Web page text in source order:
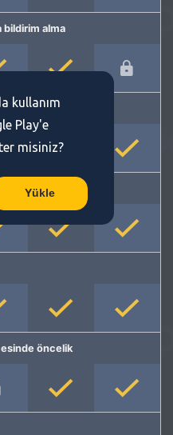
bildirim alma
öncelik
kullanım
Play'e
misiniz?
Yükle